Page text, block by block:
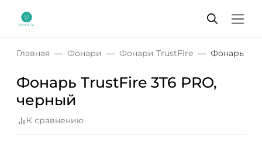
Главная Фонари Фонари TrustFire Фонарь
Фонарь TrustFire 3T6 PRO,
черный
К сравнению